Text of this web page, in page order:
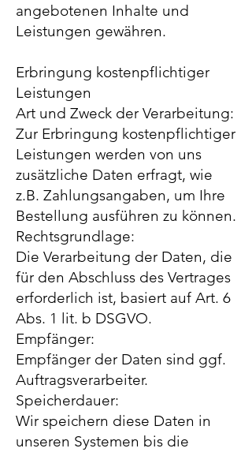
angebotenen Inhalte und
Leistungen gewähren.
Erbringung kostenpflichtiger
Leistungen
Art und Zweck der Verarbeitung:
Zur Erbringung kostenpflichtiger
Leistungen werden von uns
zusätzliche Daten erfragt, wie
z.B. Zahlungsangaben, um Ihre
Bestellung ausführen zu können.
Rechtsgrundlage:
Die Verarbeitung der Daten, die
für den Abschluss des Vertrages
erforderlich ist, basiert auf Art. 6
Abs. 1 lit. b DSGVO.
Empfänger:
Empfänger der Daten sind ggf.
Auftragsverarbeiter.
Speicherdauer:
Wir speichern diese Daten in
unseren Systemen bis die